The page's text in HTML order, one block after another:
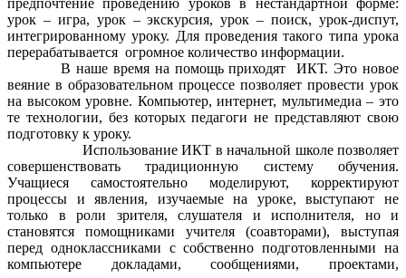
предпочтение проведению уроков в нестандартной форме:
урок – игра, урок – экскурсия, урок – поиск, урок-диспут,
интегрированному уроку. Для проведения такого типа урока
перерабатывается огромное количество информации.
В наше время на помощь приходят ИКТ. Это новое
веяние в образовательном процессе позволяет провести урок
на высоком уровне. Компьютер, интернет, мультимедиа – это
те технологии, без которых педагоги не представляют свою
подготовку к уроку.
Использование ИКТ в начальной школе позволяет
совершенствовать традиционную систему обучения.
Учащиеся самостоятельно моделируют, корректируют
процессы и явления, изучаемые на уроке, выступают не
только в роли зрителя, слушателя и исполнителя, но и
становятся помощниками учителя (соавторами), выступая
перед одноклассниками с собственно подготовленными на
компьютере докладами, сообщениями, проектами,